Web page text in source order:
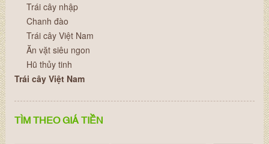
Trái cây nhập
Chanh đào
Trái cây Việt Nam
Ăn vặt siêu ngon
Hũ thủy tinh
Trái cây Việt Nam
TÌM THEO GIÁ TIỀN